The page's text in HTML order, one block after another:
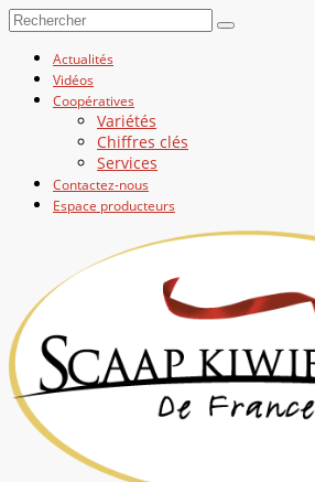
Actualités
Vidéos
Coopératives
Variétés
Chiffres clés
Services
Contactez-nous
Espace producteurs